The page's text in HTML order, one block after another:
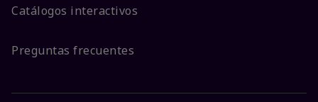
Catálogos interactivos
Preguntas frecuentes